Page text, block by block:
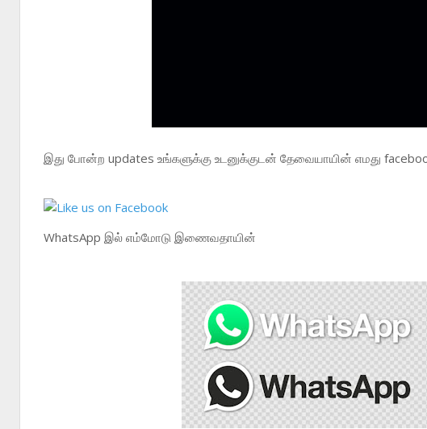
இது போன்ற updates உங்களுக்கு உடனுக்குடன் தேவையாயின் எமது
WhatsApp இல் எம்மோடு இணைவதாயின்